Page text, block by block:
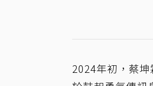
2024年初，蔡